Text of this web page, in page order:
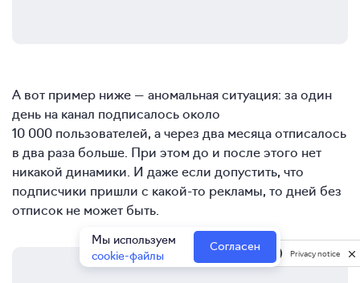
А вот пример ниже — аномальная ситуация: за один
день на канал подписалось около
10 000 пользователей, а через два месяца отписалось
в два раза больше. При этом до и после этого нет
никакой динамики. И даже если допустить, что
подписчики пришли с какой-то рекламы, то дней без
отписок не может быть.
Мы используем
cookie-файлы
Согласен Privacy notice